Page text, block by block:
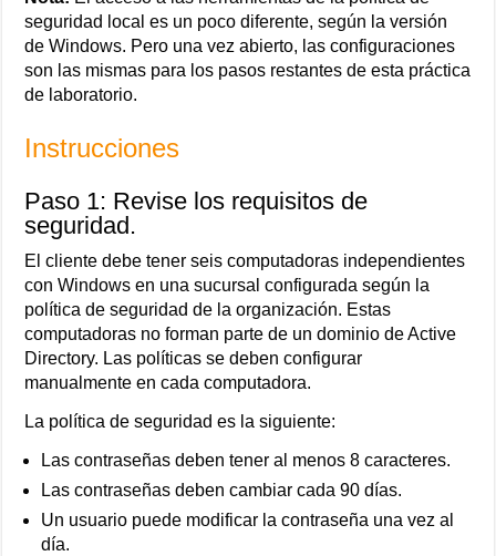
seguridad local es un poco diferente, según la versión
de Windows. Pero una vez abierto, las configuraciones
son las mismas para los pasos restantes de esta práctica
de laboratorio.
Instrucciones
Paso 1: Revise los requisitos de
seguridad.
El cliente debe tener seis computadoras independientes
con Windows en una sucursal configurada según la
política de seguridad de la organización. Estas
computadoras no forman parte de un dominio de Active
Directory. Las políticas se deben configurar
manualmente en cada computadora.
La política de seguridad es la siguiente:
Las contraseñas deben tener al menos 8 caracteres.
Las contraseñas deben cambiar cada 90 días.
Un usuario puede modificar la contraseña una vez al
día.